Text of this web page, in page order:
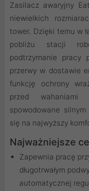
Zasilacz awaryjny
niewielkich
tower. Dzięki temu w
pobliżu stacji
podtrzymanie pracy
przerwy w dostawie
funkcję ochrony
przed
spowodowane
się na najwyższy
Najważniejsze
Zapewnia pracę
długotrwałym
automatycznej